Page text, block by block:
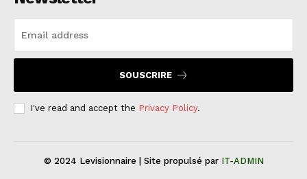
SOUSCRIRE
I've read and accept the Privacy Policy.
© 2024 Levisionnaire | Site propulsé par IT-ADMIN